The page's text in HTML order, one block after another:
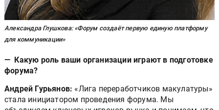
Александра Глушкова: «Форум создаёт первую единую платформу
для коммуникации»
— Какую роль ваши организации играют в подготовке
форума?
Андрей Гурьянов: «Лига переработчиков макулатуры»
стала инициатором проведения форума. Мы